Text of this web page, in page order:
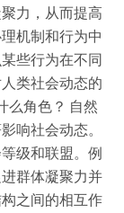
力，从而提高
机制和行为中
些行为在不同
类社会动态的
么角色？ 自然
响社会动态。
级和联盟。例
群体凝聚力并
之间的相互作